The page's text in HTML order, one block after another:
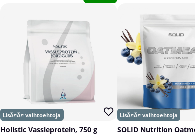
Holistic Vassleprotein, 750 g